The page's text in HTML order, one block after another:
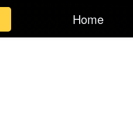
Home